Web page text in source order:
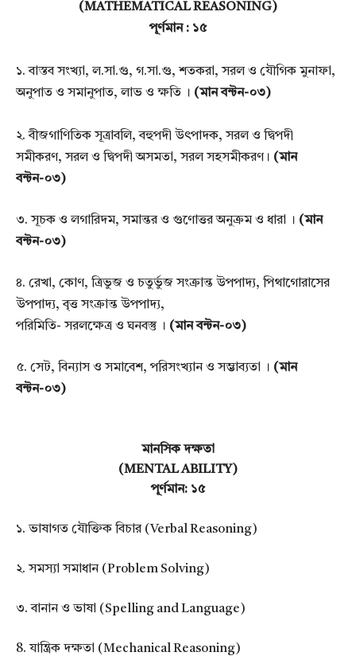
(MATHEMATICAL REASONING)
পূর্ণমান : ১৫
১. বাস্তব সংখ্যা, ল.সা.গু, গ.সা.গু, শতকরা, সরল ও যৌগিক মুনাফা,
অনুপাত ও সমানুপাত, লাভ ও ক্ষতি । (মান বন্টন-০৩)
২. বীজগাণিতিক সূত্রাবলি, বহুপদী উৎপাদক, সরল ও দ্বিপদী
সমীকরণ, সরল ও দ্বিপদী অসমতা, সরলসহসমীকরণ। (মান
বন্টন-০৩)
৩. সূচক ও লগারিদম, সমান্তর ও গুণোত্তর অনুক্রম ও ধারা । (মান
বন্টন-০৩)
৪. রেখা, কোণ, ত্রিভুজ ও চতুর্ভুজ সংক্রান্ত উপপাদ্য, পিথাগোরাসের
উপপাদ্য, বৃত্ত সংক্রান্ত উপপাদ্য,
পরিমিতি- সরলক্ষেত্র ও ঘনবস্তু । (মান বন্টন-০৩)
৫. সেট, বিন্যাস ও সমাবেশ, পরিসংখ্যান ও সম্ভাব্যতা । (মান
বন্টন-০৩)
মানসিক দক্ষতা
(MENTAL ABILITY)
পূর্ণমান: ১৫
১. ভাষাগত যৌক্তিক বিচার (Verbal Reasoning)
২. সমস্যা সমাধান (Problem Solving)
৩. বানান ও ভাষা (Spelling and Language)
8. যান্ত্রিক দক্ষতা (Mechanical Reasoning)